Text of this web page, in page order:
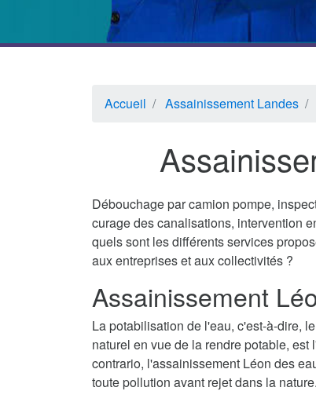
Accueil Assainissement Landes
Débouchage par camion pompe,
curage des canalisations, intervention
quels sont les différents services
aux entreprises et aux collectivités ?
Assainissement
La potabilisation de l'eau, c'est-à-dire,
naturel en vue de la rendre potable,
contrario, l'assainissement Léon des
toute pollution avant rejet dans la nature.